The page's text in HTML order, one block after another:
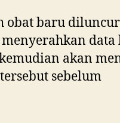
obat baru
data
akan
sebelum